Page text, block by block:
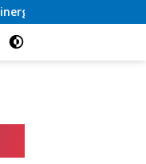
Percepat